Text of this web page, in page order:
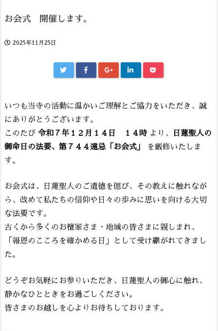
お会式 開催します。
2025年11月25日
いつも当寺の活動に温かいご理解とご協力をいただき、誠
にありがとうございます。
このたび 令和７年１２月１４日 １４時より、
日蓮聖人の
御命日の法要、第７４４遠忌「お会式」
を厳修いたしま
す。
お会式は、日蓮聖人のご遺徳を偲び、その教えに触れなが
ら、改めて私たちの信仰や日々の歩みに思いを向ける大切
な法要です。
古くから多くのお檀家さま・地域の皆さまに親しまれ、
「報恩のこころを確かめる日」として受け継がれてきまし
た。
どうぞお気軽にお参りいただき、日蓮聖人の御心に触れ、
静かなひとときをお過ごしください。
皆さまのお越しを心よりお待ちしております。